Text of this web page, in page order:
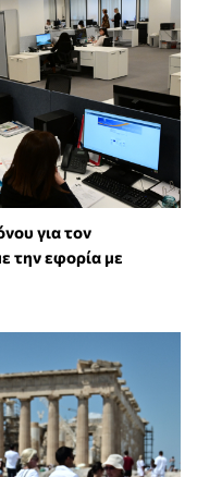
για τον
την εφορία με